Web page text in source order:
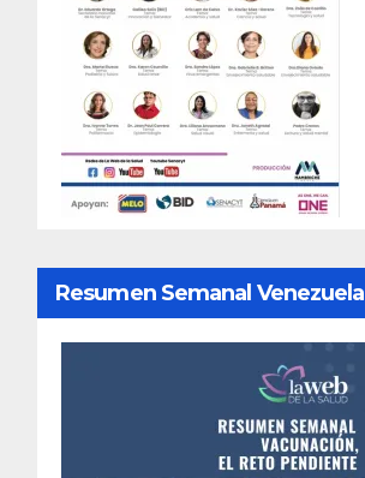
Resumen Semanal Venezuela